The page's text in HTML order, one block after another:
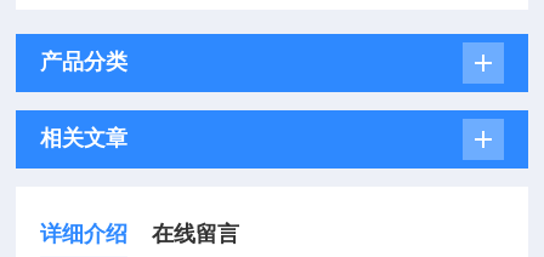
产品分类
相关文章
详细介绍 在线留言